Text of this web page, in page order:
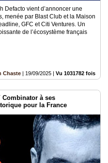
Defacto vient d’annoncer une
menée par Blast Club et la Maison
GFC et Citi Ventures. Un
de l’écosystème français
Chaste | 19/09/2025 | Vu 1031782 fois
Combinator à ses
pour la France